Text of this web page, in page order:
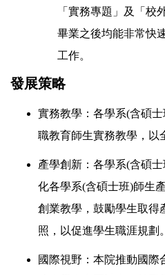
「實務專題」及「校
畢業之後均能非常快
工作。
發展策略
實務教學：各學系(含碩士
職教育師生實務教學，以
產學創新：各學系(含碩士
化各學系(含碩士班)師生
創業教學，鼓勵學生取得
照，以促進學生職涯規劃。
國際視野：本院推動國際